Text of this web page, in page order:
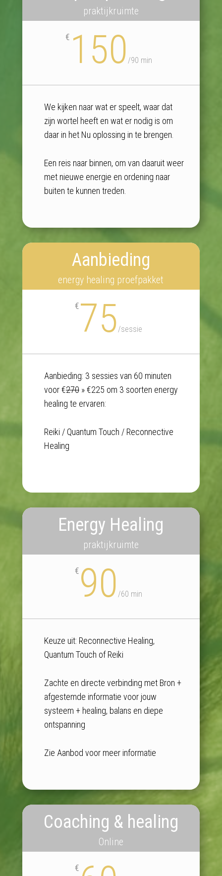
praktijkruimte
€ 150 /90 min
We kijken naar wat er speelt, waar dat
zijn wortel heeft en wat er nodig is om
daar in het Nu oplossing in te brengen.
Een reis naar binnen, om van daaruit weer
met nieuwe energie en ordening naar
buiten te kunnen treden.
Aanbieding
energy healing proefpakket
€75/sessie
Aanbieding: 3 sessies van 60 minuten
voor €270» €225 om 3 soorten energy
healing te ervaren:
Reiki / Quantum Touch / Reconnective
Healing
Energy Healing
praktijkruimte
€ 90/60 min
Keuze uit: Reconnective Healing,
Quantum Touch of Reiki
Zachte en directe verbinding met Bron +
afgestemde informatie voor jouw
systeem + healing, balans en diepe
ontspanning
Zie Aanbod voor meer informatie
Coaching & healing
Online
€